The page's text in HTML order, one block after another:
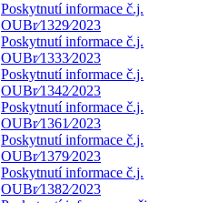
Poskytnutí informace č.j.
OUBr⁄1329⁄2023
Poskytnutí informace č.j.
OUBr⁄1333⁄2023
Poskytnutí informace č.j.
OUBr⁄1342⁄2023
Poskytnutí informace č.j.
OUBr⁄1361⁄2023
Poskytnutí informace č.j.
OUBr⁄1379⁄2023
Poskytnutí informace č.j.
OUBr⁄1382⁄2023